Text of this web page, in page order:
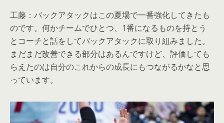
工藤：バックアタックはこの夏場で一番強化してきたも
のです。何かチームでひとつ、1番になるものを持とう
とコーチと話をしてバックアタックに取り組みました。
まだまだ改善できる部分はあるんですけど、評価しても
らえたのは自分のこれからの成長にもつながるかなと思
っています。